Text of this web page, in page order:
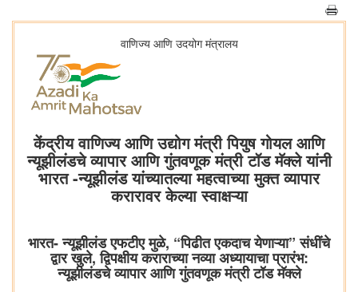
वाणिज्य आणि उदयोग मंत्रालय
केंद्रीय वाणिज्य आणि उद्योग मंत्री पियुष गोयल आणि
न्यूझीलंडचे व्यापार आणि गुंतवणूक मंत्री टॉड मॅक्ले यांनी
भारत -न्यूझीलंड यांच्यातल्या महत्वाच्या मुक्त व्यापार
करारावर केल्या स्वाक्षऱ्या
भारत- न्यूझीलंड एफटीए मुळे, “पिढीत एकदाच येणाऱ्या” संधींचे
द्वार खुले, द्विपक्षीय कराराच्या नव्या अध्यायाचा प्रारंभ:
न्यूझीलंडचे व्यापार आणि गुंतवणूक मंत्री टॉड मॅक्ले